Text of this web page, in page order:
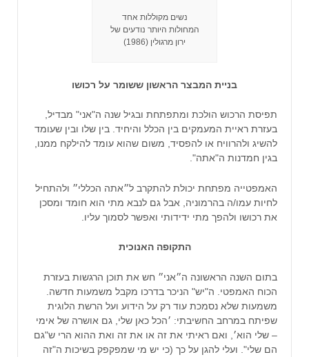
נשים מקוללות אחד
המחולות היותר נודעים של
ירון מרגולין (1986)
בניית המבצר הראשון ששומר על רכושו
תפיסת הרכוש הולכת ומתפתחת ובגיל שנה ה"אני" מבדיל,
בעזרת ראיית המעמקים בין הכלל והיחיד. בין שלו ובין שעומד
להשיג ולהרוויח או להפסיד, משום שהוא עומד להילקח ממנו,
בגין חמדנות ה"אתה".
האמפטייה מפתחת יכולת להתקרב ל״אתה הכללי״ ולהתחיל
לחיות עמו/ה בהרמוניה, אבל גם לנבא מתי הוא חומד ומסכן
את רכושו ולהפך מתי ידידותי ואפשר לסמוך עליו.
התקופה האנוכית
בתום השנה הראשונה ה״אני״ חש את תוכן הרגשות בעזרת
הכוח האמפטי. ה"יש" הניכר בדרכו מקבל משמעות חדשה.
משמעות שלא נסמכת עוד רק על הידוע ועל הרשת הלוגית
שפיתח במרחב החשיבתי: ׳הכל כאן שלי, גם אושרה של אימי
– שלי הוא׳, ואם ראיתי את זה או את זה ואת ההוא הרי ש"גם
הם שלי". ועלי להגן על כך (כי יש מי שמפקפק בשיכות ה"זה